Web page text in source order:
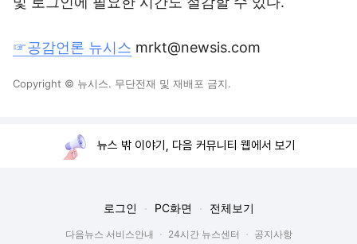
☞공감언론 뉴시스 mrkt@newsis.com
Copyright © 뉴시스. 무단전재 및 재배포 금지.
뉴스 밖 이야기, 다음 커뮤니티 웹에서 보기
로그인 PC화면 전체보기
다음뉴스 서비스안내 24시간 뉴스센터 공지사항